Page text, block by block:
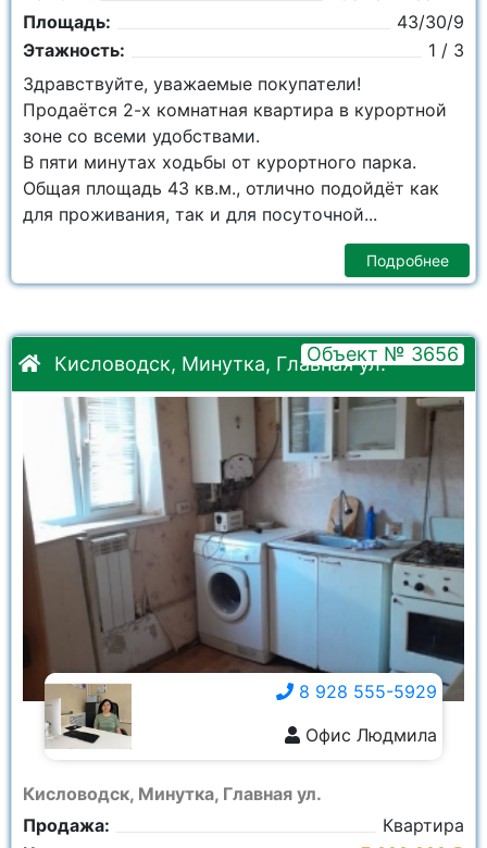
Площадь:
43/30/9
Этажность:
1 / 3
Здравствуйте, уважаемые покупатели!
Продаётся 2-х комнатная квартира в курортной
зоне со всеми удобствами.
В пяти минутах ходьбы от курортного парка.
Общая площадь 43 кв.м., отлично подойдёт как
для проживания, так и для посуточной...
Подробнее
Кисловодск, Минутка, Главная ул.
Объект № 3656
Кисловодск, Минутка, Главная ул.
Продажа:
Квартира
8 928 555-5929
Офис Людмила